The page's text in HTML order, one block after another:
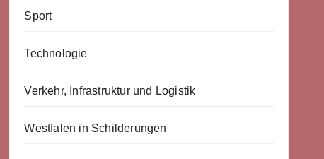
Sport
Technologie
Verkehr, Infrastruktur und Logistik
Westfalen in Schilderungen